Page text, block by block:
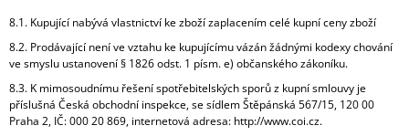
8.1. Kupující nabývá vlastnictví ke zboží zaplacením celé kupní ceny zboží
8.2. Prodávající není ve vztahu ke kupujícímu vázán žádnými kodexy chování
ve smyslu ustanovení § 1826 odst. 1 písm. e) občanského zákoníku.
8.3. K mimosoudnímu řešení spotřebitelských sporů z kupní smlouvy je
příslušná Česká obchodní inspekce, se sídlem Štěpánská 567/15, 120 00
Praha 2, IČ: 000 20 869, internetová adresa: http://www.coi.cz.